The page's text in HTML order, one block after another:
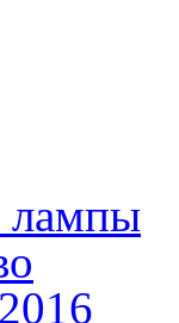
лампы